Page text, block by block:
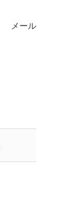
メール